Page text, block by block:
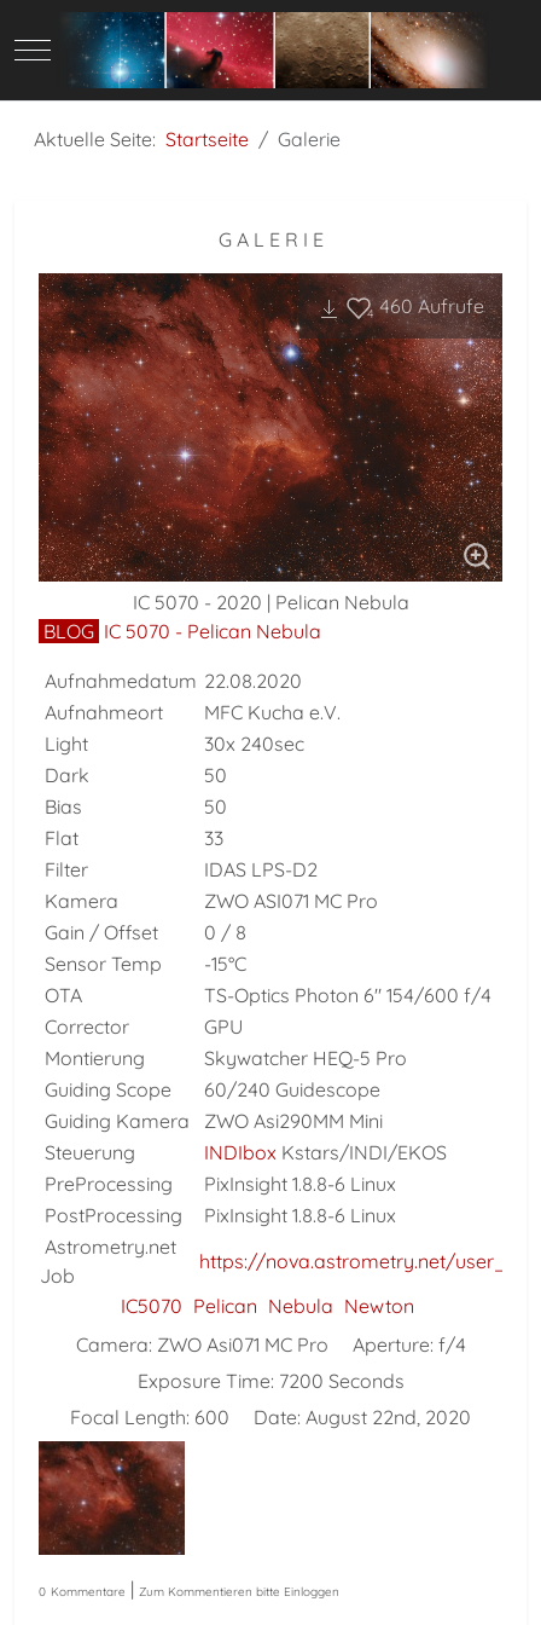
Mobile Menu Toggle
Aktuelle Seite: Startseite Galerie
G A L E R I E
4 460 Aufrufe
IC 5070 - 2020 | Pelican Nebula
BLOG IC 5070 - Pelican Nebula
Aufnahmedatum 22.08.2020
Aufnahmeort
MFC Kucha e.V.
Light
30x 240sec
Dark
50
Bias
50
Flat
33
Filter
IDAS LPS-D2
Kamera
ZWO ASI071 MC Pro
Gain / Offset
0 / 8
Sensor Temp
-15°C
OTA
TS-Optics Photon 6" 154/600 f/4
Corrector
GPU
Montierung
Skywatcher HEQ-5 Pro
Guiding Scope
60/240 Guidescope
Guiding Kamera
ZWO Asi290MM Mini
Steuerung
INDIbox Kstars/INDI/EKOS
PreProcessing
PixInsight 1.8.8-6 Linux
PostProcessing
PixInsight 1.8.8-6 Linux
Astrometry.net
Job
https://nova.astrometry.net/
IC5070 Pelican Nebula Newton
Camera: ZWO Asi071 MC Pro Aperture: f/4
Exposure Time: 7200 Seconds
Focal Length: 600 Date: August 22nd, 2020
0 Kommentare | Zum Kommentieren bitte Einloggen